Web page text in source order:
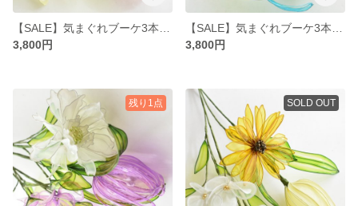
3,800円
3,800円
残り1点 SOLD OUT